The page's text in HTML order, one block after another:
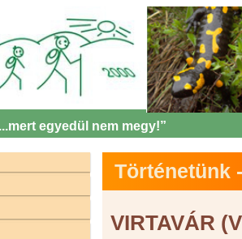
egyedül nem megy!”
Történetünk
VIRTAVÁR